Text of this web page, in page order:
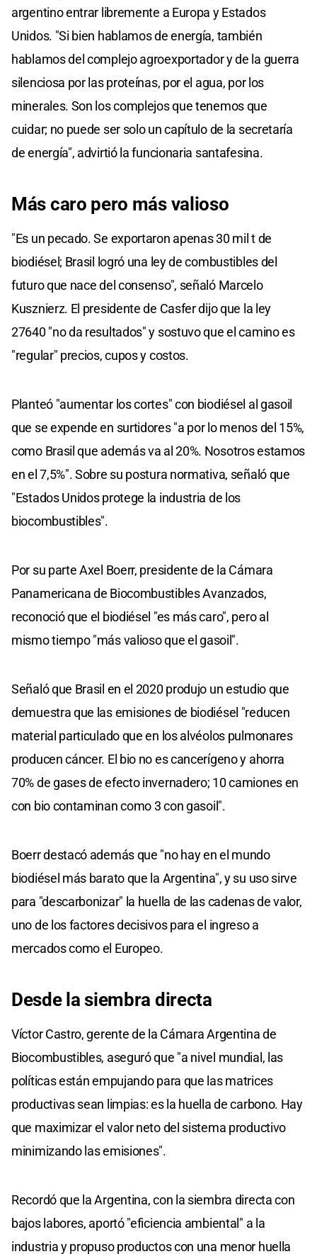
argentino entrar libremente a Europa y Estados
Unidos. "Si bien hablamos de energía, también
hablamos del complejo agroexportador y de la guerra
silenciosa por las proteínas, por el agua, por los
minerales. Son los complejos que tenemos que
cuidar; no puede ser solo un capítulo de la secretaría
de energía", advirtió la funcionaria santafesina.
Más caro pero más valioso
"Es un pecado. Se exportaron apenas 30 mil t de
biodiésel; Brasil logró una ley de combustibles del
futuro que nace del consenso", señaló Marcelo
Kusznierz. El presidente de Casfer dijo que la ley
27640 "no da resultados" y sostuvo que el camino es
"regular" precios, cupos y costos.
Planteó "aumentar los cortes" con biodiésel al gasoil
que se expende en surtidores "a por lo menos del 15%,
como Brasil que además va al 20%. Nosotros estamos
en el 7,5%". Sobre su postura normativa, señaló que
"Estados Unidos protege la industria de los
biocombustibles".
Por su parte Axel Boerr, presidente de la Cámara
Panamericana de Biocombustibles Avanzados,
reconoció que el biodiésel "es más caro", pero al
mismo tiempo "más valioso que el gasoil".
Señaló que Brasil en el 2020 produjo un estudio que
demuestra que las emisiones de biodiésel "reducen
material particulado que en los alvéolos pulmonares
producen cáncer. El bio no es cancerígeno y ahorra
70% de gases de efecto invernadero; 10 camiones en
con bio contaminan como 3 con gasoil".
Boerr destacó además que "no hay en el mundo
biodiésel más barato que la Argentina", y su uso sirve
para "descarbonizar" la huella de las cadenas de valor,
uno de los factores decisivos para el ingreso a
mercados como el Europeo.
Desde la siembra directa
Víctor Castro, gerente de la Cámara Argentina de
Biocombustibles, aseguró que "a nivel mundial, las
políticas están empujando para que las matrices
productivas sean limpias: es la huella de carbono. Hay
que maximizar el valor neto del sistema productivo
minimizando las emisiones".
Recordó que la Argentina, con la siembra directa con
bajos labores, aportó "eficiencia ambiental" a la
industria y propuso productos con una menor huella